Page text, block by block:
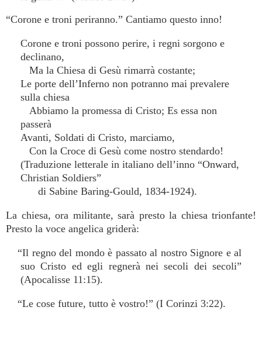
“Corone e troni periranno.” Cantiamo questo inno!
Corone e troni possono perire, i regni sorgono e
declinano,
Ma la Chiesa di Gesù rimarrà costante;
Le porte dell’Inferno non potranno mai prevalere
sulla chiesa
Abbiamo la promessa di Cristo; Es essa non
passerà
Avanti, Soldati di Cristo, marciamo,
Con la Croce di Gesù come nostro stendardo!
(Traduzione letterale in italiano dell’inno “Onward,
Christian Soldiers”
di Sabine Baring-Gould, 1834-1924).
La chiesa, ora militante, sarà presto la chiesa trionfante!
Presto la voce angelica griderà:
“Il regno del mondo è passato al nostro Signore e al
suo Cristo ed egli regnerà nei secoli dei secoli”
(Apocalisse 11:15).
“Le cose future, tutto è vostro!” (I Corinzi 3:22).